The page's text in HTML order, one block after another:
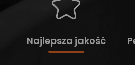
Najlepsza jakość